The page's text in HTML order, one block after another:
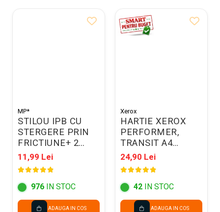
MP*
STILOU IPB CU
STERGERE PRIN
FRICTIUNE+ 2
REZERVE, IN
BLISTER PE543
11,99 Lei
976 IN STOC
ADAUGA IN COS
Xerox
HARTIE XEROX
PERFORMER,
TRANSIT A4
500COLI/TOP 80G
003R90649
24,90 Lei
42 IN STOC
ADAUGA IN COS